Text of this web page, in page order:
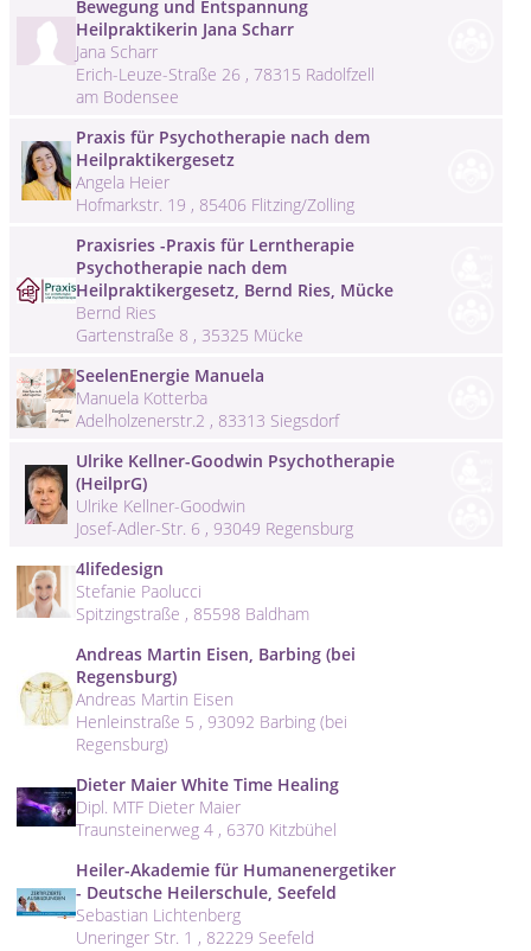
Bewegung und Entspannung
Heilpraktikerin Jana Scharr
Jana Scharr
Erich-Leuze-Straße 26 , 78315 Radolfzell
am Bodensee
Praxis für Psychotherapie nach dem
Heilpraktikergesetz
Angela Heier
Hofmarkstr. 19 , 85406 Flitzing/Zolling
Praxisries -Praxis für Lerntherapie
Psychotherapie nach dem
Heilpraktikergesetz, Bernd Ries, Mücke
Bernd Ries
Gartenstraße 8 , 35325 Mücke
SeelenEnergie Manuela
Manuela Kotterba
Adelholzenerstr.2 , 83313 Siegsdorf
Ulrike Kellner-Goodwin Psychotherapie
(HeilprG)
Ulrike Kellner-Goodwin
Josef-Adler-Str. 6 , 93049 Regensburg
4lifedesign
Stefanie Paolucci
Spitzingstraße , 85598 Baldham
Andreas Martin Eisen, Barbing (bei
Regensburg)
Andreas Martin Eisen
Henleinstraße 5 , 93092 Barbing (bei
Regensburg)
Dieter Maier White Time Healing
Dipl. MTF Dieter Maier
Traunsteinerweg 4 , 6370 Kitzbühel
Heiler-Akademie für Humanenergetiker
- Deutsche Heilerschule, Seefeld
Sebastian Lichtenberg
Uneringer Str. 1 , 82229 Seefeld